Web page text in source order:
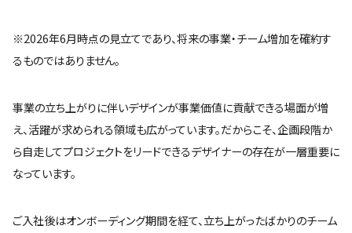
※2026年6月時点の見立てであり、将来の事業・チーム増加を確約す
るものではありません。
事業の立ち上がりに伴いデザインが事業価値に貢献できる場面が増
え、活躍が求められる領域も広がっています。だからこそ、企画段階か
ら自走してプロジェクトをリードできるデザイナーの存在が一層重要に
なっています。
ご入社後はオンボーディング期間を経て、立ち上がったばかりのチーム